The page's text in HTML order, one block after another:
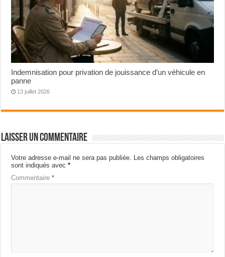
Indemnisation pour privation de jouissance d’un véhicule en
panne
13 juillet 2026
Laisser un commentaire
Votre adresse e-mail ne sera pas publiée. Les champs obligatoires
sont indiqués avec*
Commentaire*